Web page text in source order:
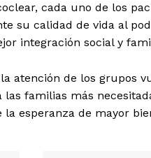
cada uno de los
su calidad de vida al
integración social y
atención de los grupos
familias más
esperanza de mayor